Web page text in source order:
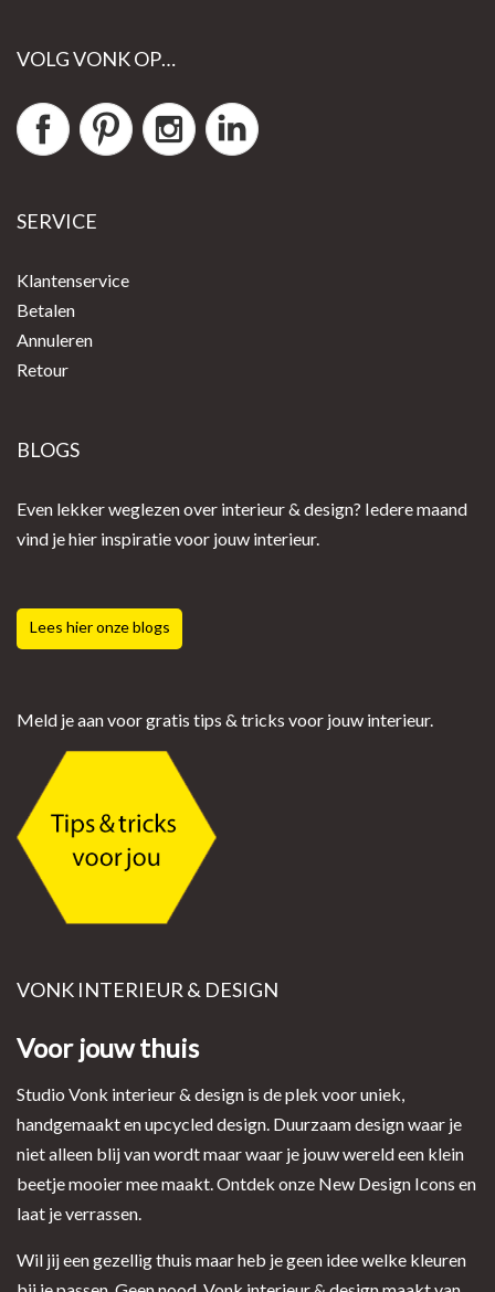
VOLG VONK OP…
SERVICE
Klantenservice
Betalen
Annuleren
Retour
BLOGS
Even lekker weglezen over interieur & design? Iedere maand
vind je hier inspiratie voor jouw interieur.
Lees hier onze blogs
Meld je aan voor gratis tips & tricks voor jouw interieur.
VONK INTERIEUR & DESIGN
Voor jouw thuis
Studio Vonk interieur & design is de plek voor uniek,
handgemaakt en upcycled design. Duurzaam design waar je
niet alleen blij van wordt maar waar je jouw wereld een klein
beetje mooier mee maakt. Ontdek onze New Design Icons en
laat je verrassen.
Wil jij een gezellig thuis maar heb je geen idee welke kleuren